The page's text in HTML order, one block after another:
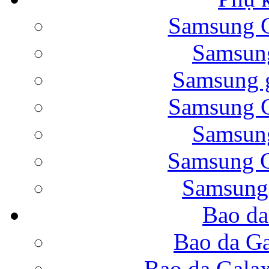
Bao da Samsung
Bao da Galaxy
Nắp lưng Samsung
Samsung
Samsung
Samsung
Bao
Bao da